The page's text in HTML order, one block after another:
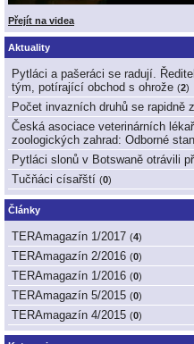
Přejít na videa
Aktuality
Pytláci a pašeráci se radují.
tým, potírající obchod s ohrože (2)
Počet invazních druhů se rapidně
Česká asociace veterinárních
zoologických zahrad: Odborné stan
Pytláci slonů v Botswaně otrávili
Tučňáci císařští (0)
Články
TERAmagazín 1/2017 (4)
TERAmagazín 2/2016 (0)
TERAmagazín 1/2016 (0)
TERAmagazín 5/2015 (0)
TERAmagazín 4/2015 (0)